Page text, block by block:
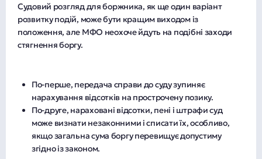
Судовий розгляд для боржника, як ще один варіант
розвитку подій, може бути кращим виходом із
положення, але МФО неохоче йдуть на подібні заходи
стягнення боргу.
По-перше, передача справи до суду зупиняє
нарахування відсотків на прострочену позику.
По-друге, нараховані відсотки, пені і штрафи суд
може визнати незаконними і списати їх, особливо,
якщо загальна сума боргу перевищує допустиму
згідно із законом.